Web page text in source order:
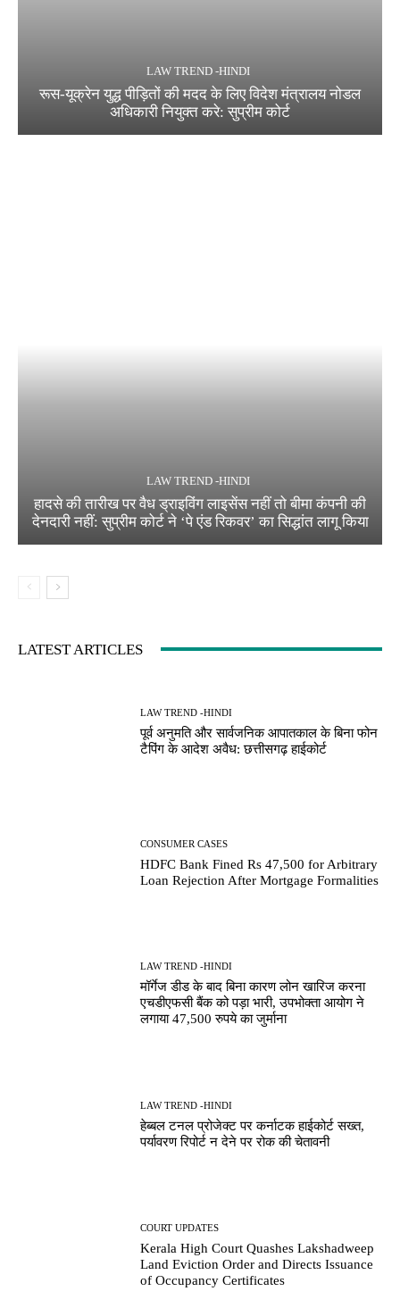
LAW TREND -HINDI
रूस-यूक्रेन युद्ध पीड़ितों की मदद के लिए विदेश मंत्रालय नोडल
अधिकारी नियुक्त करे: सुप्रीम कोर्ट
LAW TREND -HINDI
हादसे की तारीख पर वैध ड्राइविंग लाइसेंस नहीं तो बीमा कंपनी की
देनदारी नहीं: सुप्रीम कोर्ट ने ‘पे एंड रिकवर’ का सिद्धांत लागू किया
LATEST ARTICLES
LAW TREND -HINDI
पूर्व अनुमति और सार्वजनिक आपातकाल के बिना फोन
टैपिंग के आदेश अवैध: छत्तीसगढ़ हाईकोर्ट
CONSUMER CASES
HDFC Bank Fined Rs 47,500 for Arbitrary
Loan Rejection After Mortgage Formalities
LAW TREND -HINDI
मॉर्गेज डीड के बाद बिना कारण लोन खारिज करना
एचडीएफसी बैंक को पड़ा भारी, उपभोक्ता आयोग ने
लगाया 47,500 रुपये का जुर्माना
LAW TREND -HINDI
हेब्बल टनल प्रोजेक्ट पर कर्नाटक हाईकोर्ट सख्त,
पर्यावरण रिपोर्ट न देने पर रोक की चेतावनी
COURT UPDATES
Kerala High Court Quashes Lakshadweep
Land Eviction Order and Directs Issuance
of Occupancy Certificates